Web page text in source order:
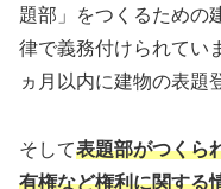
題部」をつくるための
律で義務付けられてい
ヵ月以内に建物の表題
そして表題部がつくら
有権など権利に関する